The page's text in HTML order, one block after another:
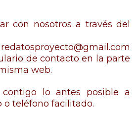
con nosotros a través del
de contacto en la parte
web.
contigo lo antes posible a
o teléfono facilitado.